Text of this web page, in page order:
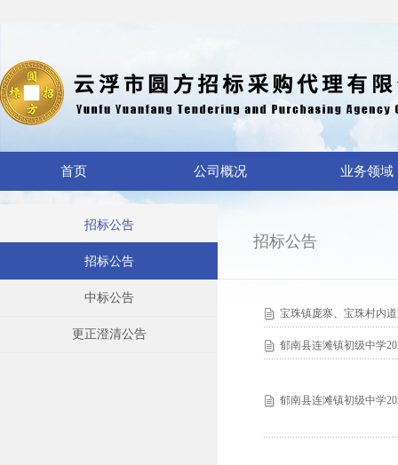
首页 公司概况 业务领域
招标公告
招标公告
中标公告
更正澄清公告
招标公告
宝珠镇庞寨、宝珠村内
郁南县连滩镇初级中学
郁南县连滩镇初级中学